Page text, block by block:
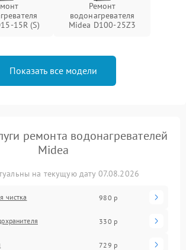
15R (S)
Ремонт
водонагревателя
Midea D100-25Z3
Показать все модели
ремонта водонагревателей
Midea
на текущую дату 07.08.2026
чистка 980 р
330 р
729 р